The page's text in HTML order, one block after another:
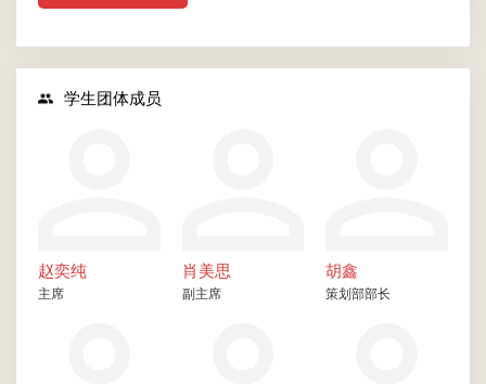
学生团体成员
赵奕纯
主席
肖美思
副主席
胡鑫
策划部部长